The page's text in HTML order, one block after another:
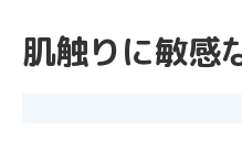
肌触りに敏感